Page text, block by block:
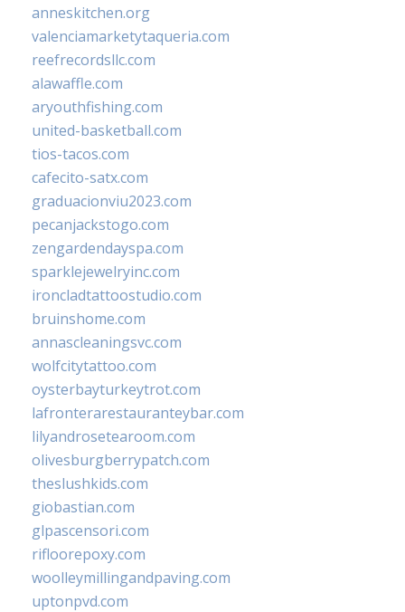
anneskitchen.org
valenciamarketytaqueria.com
reefrecordsllc.com
alawaffle.com
aryouthfishing.com
united-basketball.com
tios-tacos.com
cafecito-satx.com
graduacionviu2023.com
pecanjackstogo.com
zengardendayspa.com
sparklejewelryinc.com
ironcladtattoostudio.com
bruinshome.com
annascleaningsvc.com
wolfcitytattoo.com
oysterbayturkeytrot.com
lafronterarestauranteybar.com
lilyandrosetearoom.com
olivesburgberrypatch.com
theslushkids.com
giobastian.com
glpascensori.com
rifloorepoxy.com
woolleymillingandpaving.com
uptonpvd.com